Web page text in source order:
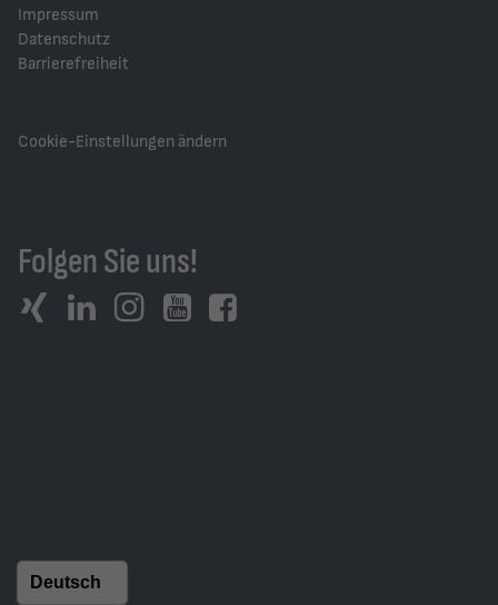
Impressum
Datenschutz
Barrierefreiheit
Cookie-Einstellungen ändern
Folgen Sie uns!